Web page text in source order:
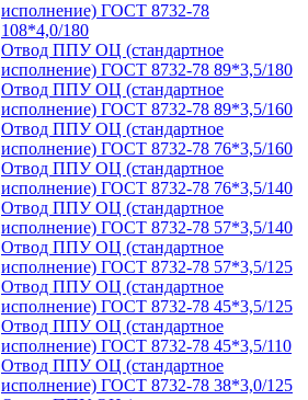
исполнение) ГОСТ 8732-78
108*4,0/180
Отвод ППУ ОЦ (стандартное
исполнение) ГОСТ 8732-78 89*3,5/180
Отвод ППУ ОЦ (стандартное
исполнение) ГОСТ 8732-78 89*3,5/160
Отвод ППУ ОЦ (стандартное
исполнение) ГОСТ 8732-78 76*3,5/160
Отвод ППУ ОЦ (стандартное
исполнение) ГОСТ 8732-78 76*3,5/140
Отвод ППУ ОЦ (стандартное
исполнение) ГОСТ 8732-78 57*3,5/140
Отвод ППУ ОЦ (стандартное
исполнение) ГОСТ 8732-78 57*3,5/125
Отвод ППУ ОЦ (стандартное
исполнение) ГОСТ 8732-78 45*3,5/125
Отвод ППУ ОЦ (стандартное
исполнение) ГОСТ 8732-78 45*3,5/110
Отвод ППУ ОЦ (стандартное
исполнение) ГОСТ 8732-78 38*3,0/125